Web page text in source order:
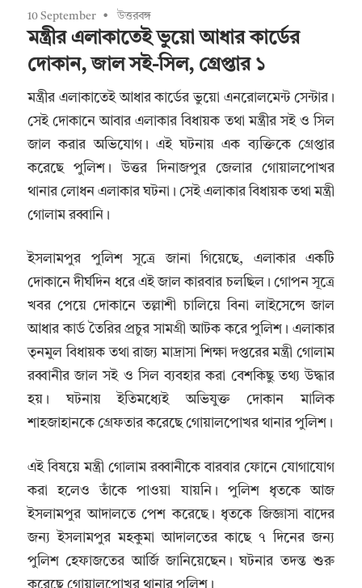
10 September উত্তরবঙ্গ
মন্ত্রীর এলাকাতেই ভুয়ো আধার কার্ডের
দোকান, জাল সই-সিল, গ্রেপ্তার ১
মন্ত্রীর এলাকাতেই আধার কার্ডের ভুয়ো এনরোলমেন্ট সেন্টার।
সেই দোকানে আবার এলাকার বিধায়ক তথা মন্ত্রীর সই ও সিল
জাল করার অভিযোগ। এই ঘটনায় এক ব্যক্তিকে গ্রেপ্তার
করেছে পুলিশ। উত্তর দিনাজপুর জেলার গোয়ালপোখর
থানার লোধন এলাকার ঘটনা। সেই এলাকার বিধায়ক তথা মন্ত্রী
গোলাম রব্বানি।
ইসলামপুর পুলিশ সূত্রে জানা গিয়েছে, এলাকার একটি
দোকানে দীর্ঘদিন ধরে এই জাল কারবার চলছিল। গোপন সূত্রে
খবর পেয়ে দোকানে তল্লাশী চালিয়ে বিনা লাইসেন্সে জাল
আধার কার্ড তৈরির প্রচুর সামগ্রী আটক করে পুলিশ। এলাকার
তৃনমুল বিধায়ক তথা রাজ্য মাদ্রাসা শিক্ষা দপ্তরের মন্ত্রী গোলাম
রব্বানীর জাল সই ও সিল ব্যবহার করা বেশকিছু তথ্য উদ্ধার
হয়। ঘটনায় ইতিমধ্যেই অভিযুক্ত দোকান মালিক
শাহজাহানকে গ্রেফতার করেছে গোয়ালপোখর থানার পুলিশ।
এই বিষয়ে মন্ত্রী গোলাম রব্বানীকে বারবার ফোনে যোগাযোগ
করা হলেও তাঁকে পাওয়া যায়নি। পুলিশ ধৃতকে আজ
ইসলামপুর আদালতে পেশ করেছে। ধৃতকে জিজ্ঞাসা বাদের
জন্য ইসলামপুর মহকুমা আদালতের কাছে ৭ দিনের জন্য
পুলিশ হেফাজতের আর্জি জানিয়েছেন। ঘটনার তদন্ত শুরু
করেছে গোয়ালপোখর থানার পুলিশ।